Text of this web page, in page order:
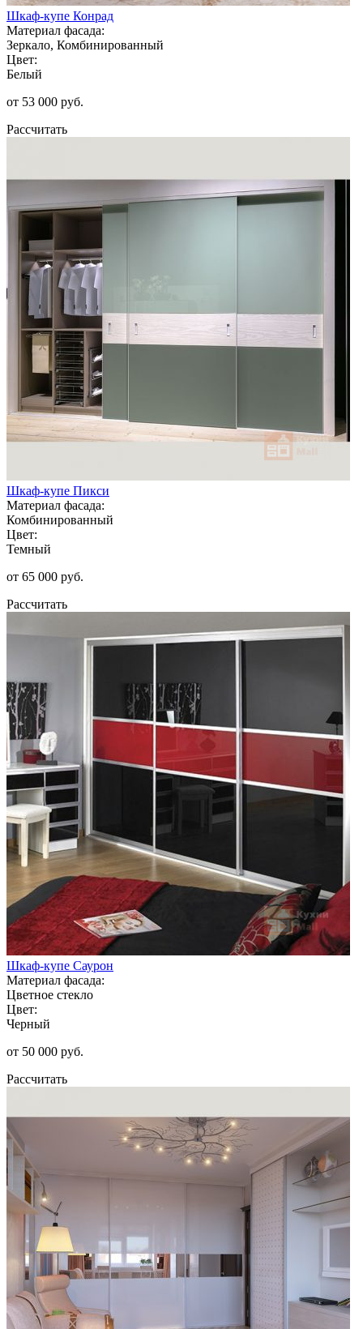
Шкаф-купе Конрад
Материал фасада:
Зеркало, Комбинированный
Цвет:
Белый
от 53 000 руб.
Рассчитать
Шкаф-купе Пикси
Материал фасада:
Комбинированный
Цвет:
Темный
от 65 000 руб.
Рассчитать
Шкаф-купе Саурон
Материал фасада:
Цветное стекло
Цвет:
Черный
от 50 000 руб.
Рассчитать